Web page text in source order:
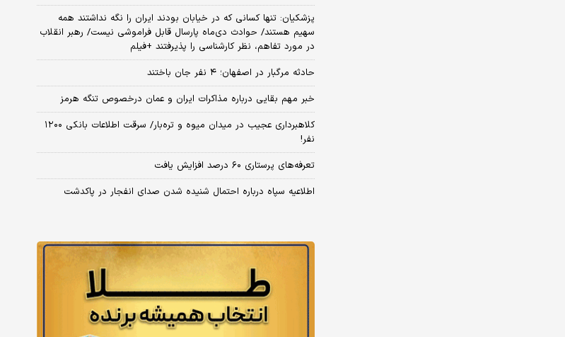
پزشکیان: تنها کسانی که در خیابان بودند ایران را نگه نداشتند همه
سهیم هستند/ حوادث دی‌ماه پارسال قابل فراموشی نیست/ رهبر انقلاب
در مورد تفاهم، نظر کارشناسی را پذیرفتند +فیلم
حادثه مرگبار در اصفهان؛ ۴ نفر جان باختند
خبر مهم بقایی درباره مذاکرات ایران و عمان درخصوص تنگه هرمز
کلاهبرداری عجیب در میدان میوه و تره‌بار/ سرقت اطلاعات بانکی ۱۲۰۰
نفر!
تعرفه‌های پرستاری ۶۰ درصد افزایش یافت
اطلاعیه سپاه درباره احتمال شنیده شدن صدای انفجار در پاکدشت